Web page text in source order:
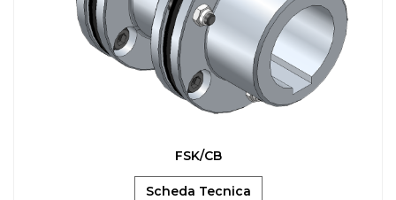
FSK/CB
Scheda Tecnica